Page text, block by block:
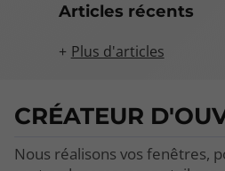
Articles récents
Plus d'articles
CRÉATEUR
Nous réalisons vos fenêtres,